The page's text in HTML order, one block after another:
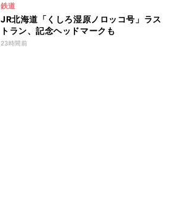
鉄道
JR北海道「くしろ湿原ノロッコ号」ラス
トラン、記念ヘッドマークも
23時間前